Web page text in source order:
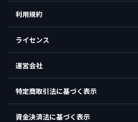
利用規約
ライセンス
運営会社
特定商取引法に基づく表示
資金決済法に基づく表示